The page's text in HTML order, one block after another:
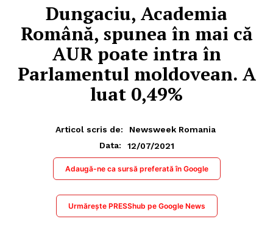
Dungaciu, Academia
Română, spunea în mai că
AUR poate intra în
Parlamentul moldovean. A
luat 0,49%
Articol scris de:
Newsweek Romania
Data:
12/07/2021
Adaugă-ne ca sursă preferată în Google
Urmărește PRESShub pe Google News